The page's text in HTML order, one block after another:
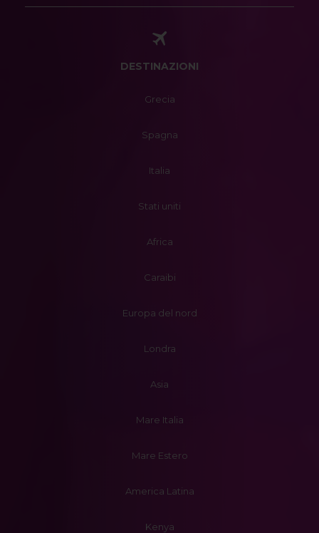
DESTINAZIONI
Grecia
Spagna
Italia
Stati uniti
Africa
Caraibi
Europa del nord
Londra
Asia
Mare Italia
Mare Estero
America Latina
Kenya